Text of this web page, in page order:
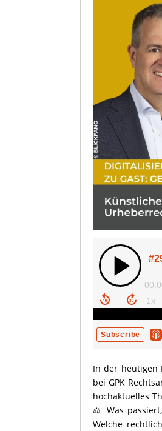
In der heutigen
bei GPK
hochaktuelles
⚖️ Was
Welche